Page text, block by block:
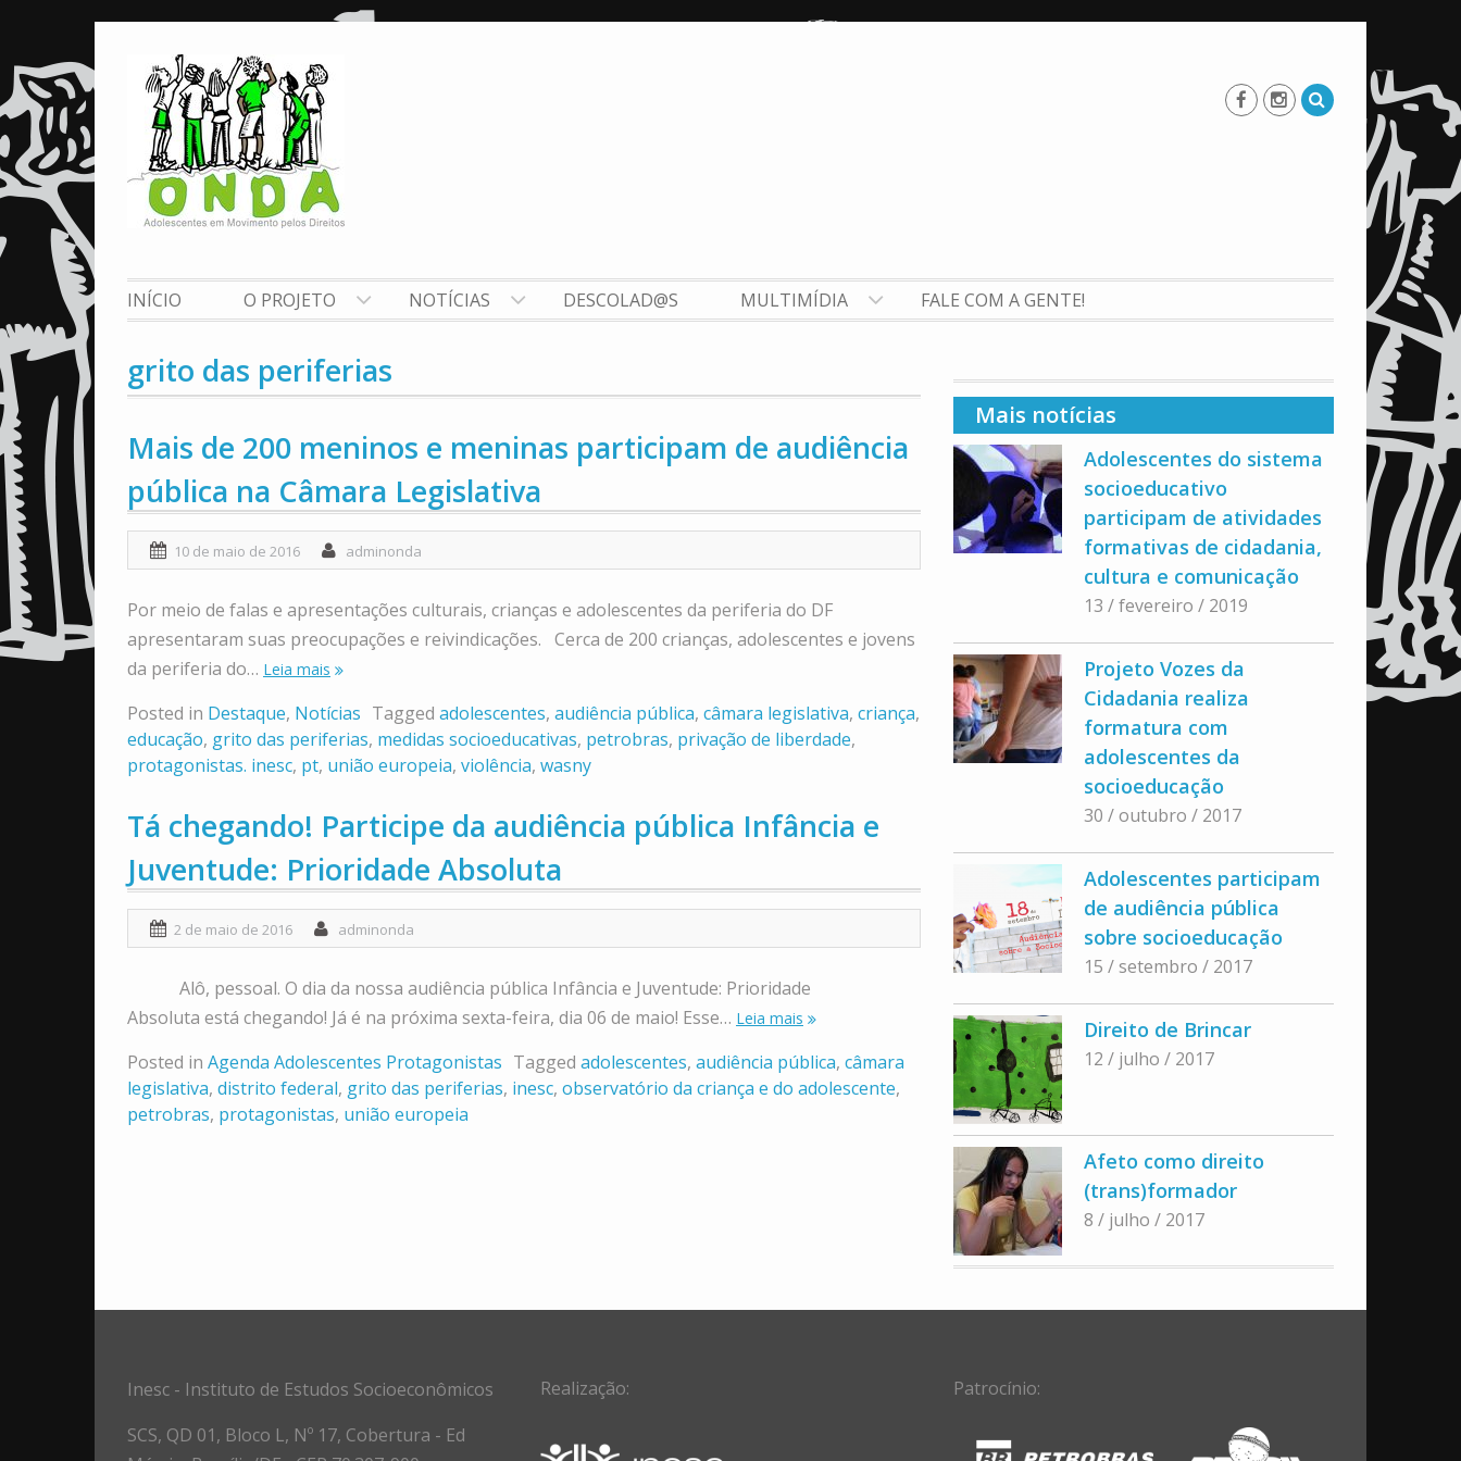
content
INÍCIO O PROJETO NOTÍCIAS DESCOLAD@S MULTIMÍDIA FALE COM A GENTE!
grito das periferias
Mais de 200 meninos e meninas participam de audiência
pública na Câmara Legislativa
10 de maio de 2016 adminonda
Por meio de falas e apresentações culturais, crianças e adolescentes da periferia do DF
apresentaram suas preocupações e reivindicações. Cerca de 200 crianças, adolescentes e jovens
da periferia do… Leia mais
Posted in Destaque, Notícias Tagged adolescentes, audiência pública, câmara legislativa, criança,
educação, grito das periferias, medidas socioeducativas, petrobras, privação de liberdade,
protagonistas. inesc, pt, união europeia, violência, wasny
Tá chegando! Participe da audiência pública Infância e
Juventude: Prioridade Absoluta
2 de maio de 2016 adminonda
Alô, pessoal. O dia da nossa audiência pública Infância e Juventude: Prioridade
Absoluta está chegando! Já é na próxima sexta-feira, dia 06 de maio! Esse… Leia mais
Posted in Agenda Adolescentes Protagonistas Tagged adolescentes, audiência pública, câmara
legislativa, distrito federal, grito das periferias, inesc, observatório da criança e do adolescente,
petrobras, protagonistas, união europeia
Mais notícias
Adolescentes do sistema
socioeducativo
participam de atividades
formativas de cidadania,
cultura e comunicação
13 / fevereiro / 2019
Projeto Vozes da
Cidadania realiza
formatura com
adolescentes da
socioeducação
30 / outubro / 2017
Adolescentes participam
de audiência pública
sobre socioeducação
15 / setembro / 2017
Direito de Brincar
12 / julho / 2017
Afeto como direito
(trans)formador
8 / julho / 2017
Inesc - Instituto de Estudos Socioeconômicos
SCS, QD 01, Bloco L, Nº 17, Cobertura - Ed
Realização: Patrocínio: